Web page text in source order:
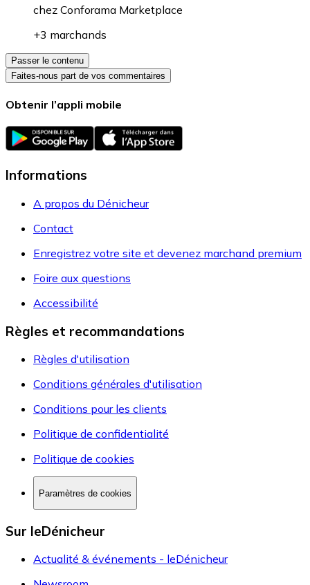
chez Conforama Marketplace
+3 marchands
Passer le contenu
Faites-nous part de vos commentaires
Obtenir l’appli mobile
Informations
A propos du Dénicheur
Contact
Enregistrez votre site et devenez marchand premium
Foire aux questions
Accessibilité
Règles et recommandations
Règles d'utilisation
Conditions générales d'utilisation
Conditions pour les clients
Politique de confidentialité
Politique de cookies
Paramètres de cookies
Sur leDénicheur
Actualité & événements - leDénicheur